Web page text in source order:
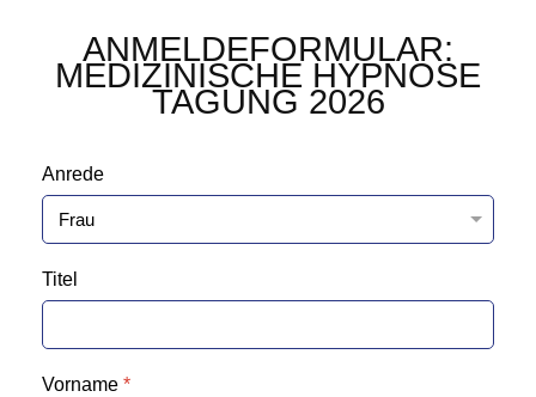
ANMELDEFORMULAR:
MEDIZINISCHE HYPNOSE
TAGUNG 2026
Anrede
Titel
Vorname *